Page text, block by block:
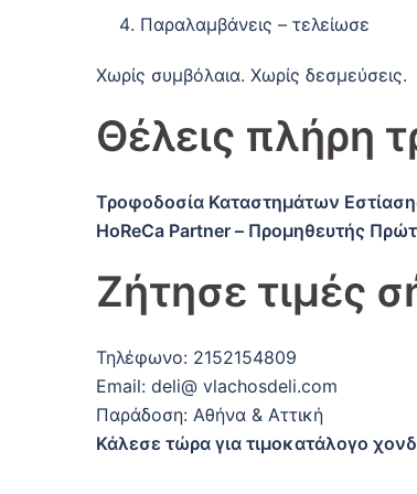
Παραλαμβάνεις – τελείωσε
Χωρίς συμβόλαια. Χωρίς δεσμεύσεις.
Θέλεις πλήρη
Τροφοδοσία Καταστημάτων
HoReCa Partner – Προμηθευτής
Ζήτησε τιμές
Τηλέφωνο: 2152154809
Email: deli@ vlachosdeli.com
Παράδοση: Αθήνα & Αττική
Κάλεσε τώρα για τιμοκατάλογο